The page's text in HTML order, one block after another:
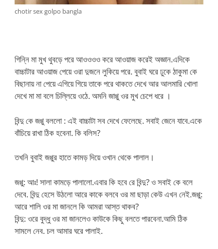
chotir sex golpo bangla
গিন্নি মা মুখ থুবড়ে পরে আওওওও করে আওয়াজ করেই অজ্ঞান.এদিকে
বাচ্চাটার আওয়াজ পেয়ে ওরা দুজনে লুকিয়ে পরে. বুবাই ঘরে ঢুকে ঠাকুমা কে
বিছানায় না পেয়ে এগিয়ে গিয়ে তাকে পরে থাকতে দেখে আর আলমারি খোলা
দেখে মা মা বলে চিল্লিয়ে ওঠে. অমনি জাগ্গু ওর মুখ চেপে ধরে ।
বিন্দু কে জগ্গু বললো : এই বাচ্চাটা সব দেখে ফেলেছে. সবাই জেনে যাবে.একে
বাঁচিয়ে রাখা ঠিক হবেনা. কি বলিস?
তখনি বুবাই জগ্গুর হাতে কামড় দিয়ে ওখান থেকে পালাল।
জগ্গু: আঃ! সালা কামড়ে পালালো.এবার কি হবে রে বিন্দু? ও সবাই কে বলে
দেবে. বিন্দু হেসে উঠলো আরে কাকে বলবে ওর মা ছাড়া কেউ এখন নেই.জগ্গু:
আরে শালি ওর মা জানলে কি আমরা আস্ত থাকব?
বিন্দু: ওরে বুদ্ধু ওর মা জানলেও কাউকে কিছু বলতে পারবেনা.আমি ঠিক
সামলে নেব. চল আমার ঘরে পালাই.